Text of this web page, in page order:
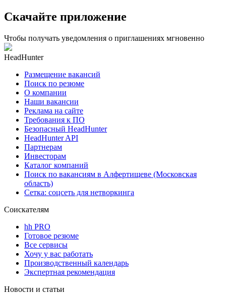
Скачайте приложение
Чтобы получать уведомления о приглашениях мгновенно
HeadHunter
Размещение вакансий
Поиск по резюме
О компании
Наши вакансии
Реклама на сайте
Требования к ПО
Безопасный HeadHunter
HeadHunter API
Партнерам
Инвесторам
Каталог компаний
Поиск по вакансиям в Алфертищеве (Московская
область)
Сетка: соцсеть для нетворкинга
Соискателям
hh PRO
Готовое резюме
Все сервисы
Хочу у вас работать
Производственный календарь
Экспертная рекомендация
Новости и статьи